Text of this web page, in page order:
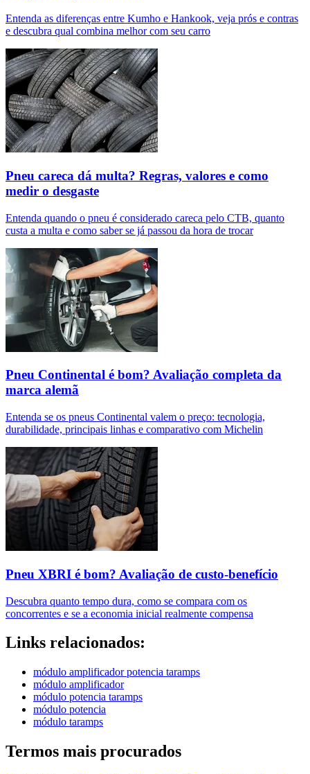
Entenda as diferenças entre Kumho e Hankook, veja prós e contras
e descubra qual combina melhor com seu carro
Pneu careca dá multa? Regras, valores e como
medir o desgaste
Entenda quando o pneu é considerado careca pelo CTB, quanto
custa a multa e como saber se já passou da hora de trocar
Pneu Continental é bom? Avaliação completa da
marca alemã
Entenda se os pneus Continental valem o preço: tecnologia,
durabilidade, principais linhas e comparativo com Michelin
Pneu XBRI é bom? Avaliação de custo-benefício
Descubra quanto tempo dura, como se compara com os
concorrentes e se a economia inicial realmente compensa
Links relacionados:
módulo amplificador potencia taramps
módulo amplificador
módulo potencia taramps
módulo potencia
módulo taramps
Termos mais procurados